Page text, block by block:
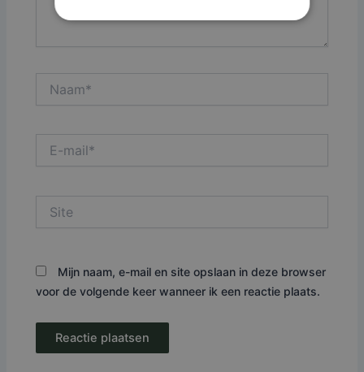
mail*
Mijn naam, e-mail en site opslaan in deze browser
voor de volgende keer wanneer ik een reactie plaats.